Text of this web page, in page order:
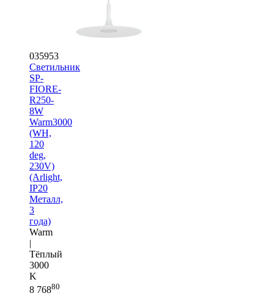
035953
Светильник
SP-
FIORE-
R250-
8W
Warm3000
(WH,
120
deg,
230V)
(Arlight,
IP20
Металл,
3
года)
Warm
|
Тёплый
3000
K
8 76880